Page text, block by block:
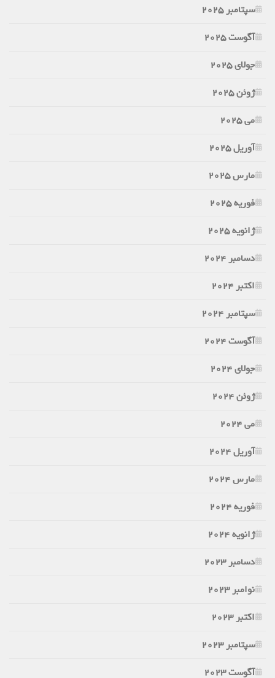
سپتامبر 2025
آگوست 2025
جولای 2025
ژوئن 2025
می 2025
آوریل 2025
مارس 2025
فوریه 2025
ژانویه 2025
دسامبر 2024
اکتبر 2024
سپتامبر 2024
آگوست 2024
جولای 2024
ژوئن 2024
می 2024
آوریل 2024
مارس 2024
فوریه 2024
ژانویه 2024
دسامبر 2023
نوامبر 2023
اکتبر 2023
سپتامبر 2023
آگوست 2023